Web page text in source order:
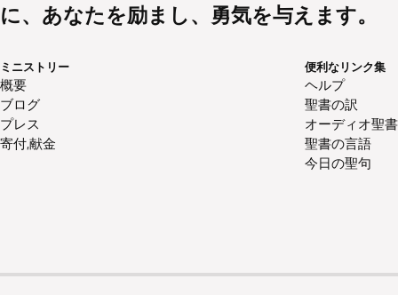
に、あなたを励まし、勇気を与えます。
ミニストリー
概要
ブログ
プレス
寄付,献金
便利なリンク集
ヘルプ
聖書の訳
オーディオ聖書
聖書の言語
今日の聖句